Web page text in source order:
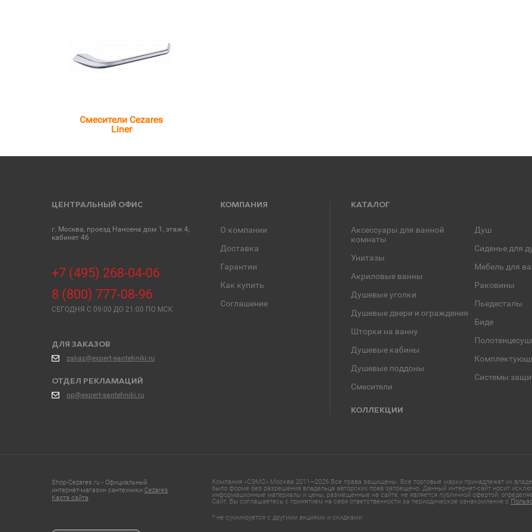
Смесители Cezares
Liner
ЦЕНТРАЛЬНЫЙ ОФИС
г. Москва, проезд Нансена дом 1, этаж 4,
кабинет 46
+7 (495) 268-04-06
8 (800) 777-08-96
СЕГОДНЯ C 09:00 ДО 21:00 ПО МСК
ДЛЯ ЗАКАЗОВ
zakaz@expert-santehniki.ru
ОТДЕЛ РЕКЛАМАЦИЙ
op@expert-santehniki.ru
КОМПАНИЯ
О компании
Доставка
Гарантии
Как купить
Соглашение
КАТАЛОГ
Аксессуары для ванной
комнаты
Унитазы
Акриловые ванны
Душевые уголки
Душевые двери и ограждения
Шторки на ванну
Душевые кабины
Душевые поддоны
Смесители
Душ
Сиденье для
Мебель для
Раковины
Пьедесталы
Биде
Системы
КОЛЛЕКЦИИ
Shop-Cezares.ru - Официальный
интернет-магазин сантехники Cezares
Карта сайта
Компания «СЭМС» Москва 2011—2026 Все права защищены. Все торговые марки принадлежат их
было форме без разрешения владельца авторских прав запрещено. Данный интернет-сайт носит
информационные материалы и цены, размещенные на сайте, не является публичной офертой,
Сайт, Вы соглашаетесь с принятием на себя ответственности за периодическое ознакомление с
* не суммируется с другими акциями и скидками